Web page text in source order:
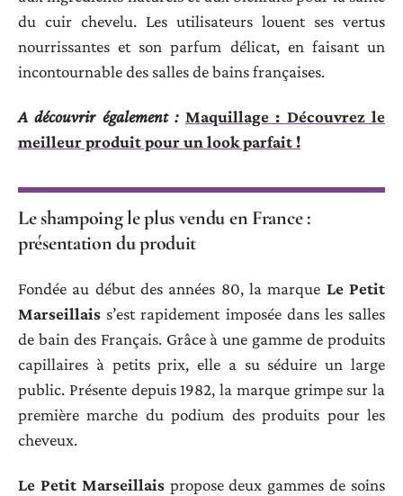
du cuir chevelu. Les utilisateurs louent ses vertus
nourrissantes et son parfum délicat, en faisant un
incontournable des salles de bains françaises.
A découvrir également : Maquillage : Découvrez le
meilleur produit pour un look parfait !
Le shampoing le plus vendu en France :
présentation du produit
Fondée au début des années 80, la marque Le Petit
Marseillais s’est rapidement imposée dans les salles
de bain des Français. Grâce à une gamme de produits
capillaires à petits prix, elle a su séduire un large
public. Présente depuis 1982, la marque grimpe sur la
première marche du podium des produits pour les
cheveux.
Le Petit Marseillaispropose deux gammes de soins